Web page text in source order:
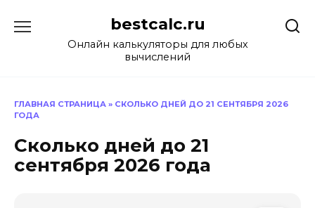
содержанию
bestcalc.ru
Онлайн калькуляторы для любых
вычислений
ГЛАВНАЯ СТРАНИЦА » СКОЛЬКО ДНЕЙ ДО 21 СЕНТЯБРЯ 2026
ГОДА
Сколько дней до 21
сентября 2026 года